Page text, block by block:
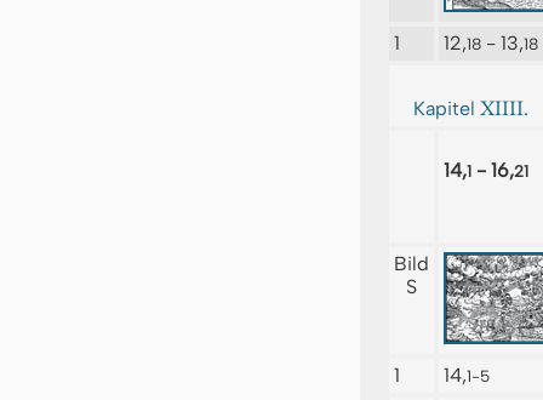
1 12,18- 13,18
Kapitel XIIII.
14,1- 16,21
Bild
S
1 14,1-5